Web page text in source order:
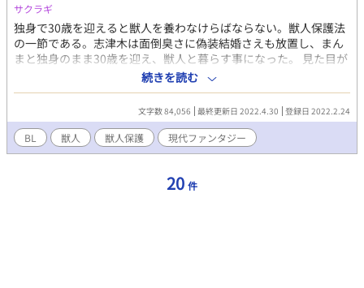
サクラギ
独身で30歳を迎えると獣人を養わなけらばならない。獣人保護法
の一節である。志津木は面倒臭さに偽装結婚さえも放置し、まん
まと独身のまま30歳を迎え、獣人と暮らす事になった。 見た目が
好みの獣人と暮らす？ 人と獣人の婚姻が認められないこの世の
中で。っていうか俺だって現実から逃げたいんだけど？ 異世界
転移だったら羨ましいんだけど？ ※注意 R18 箇所指定なし。 援
交、怪我、虐待痕などあります。 職業、物の名前、戦い方などフ
ィクションとして読んで頂けたら助かります。不快な部分がある
かも。すみません。 よろしくお願いします。
続きを読む
文字数 84,056 最終更新日 2022.4.30 登録日 2022.2.24
BL 獣人 獣人保護 現代ファンタジー
20 件